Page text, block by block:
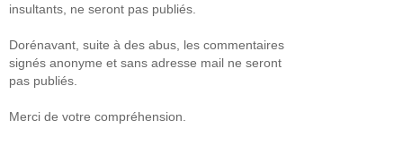
insultants, ne seront pas publiés.
Dorénavant, suite à des abus, les commentaires
signés anonyme et sans adresse mail ne seront
pas publiés.
Merci de votre compréhension.